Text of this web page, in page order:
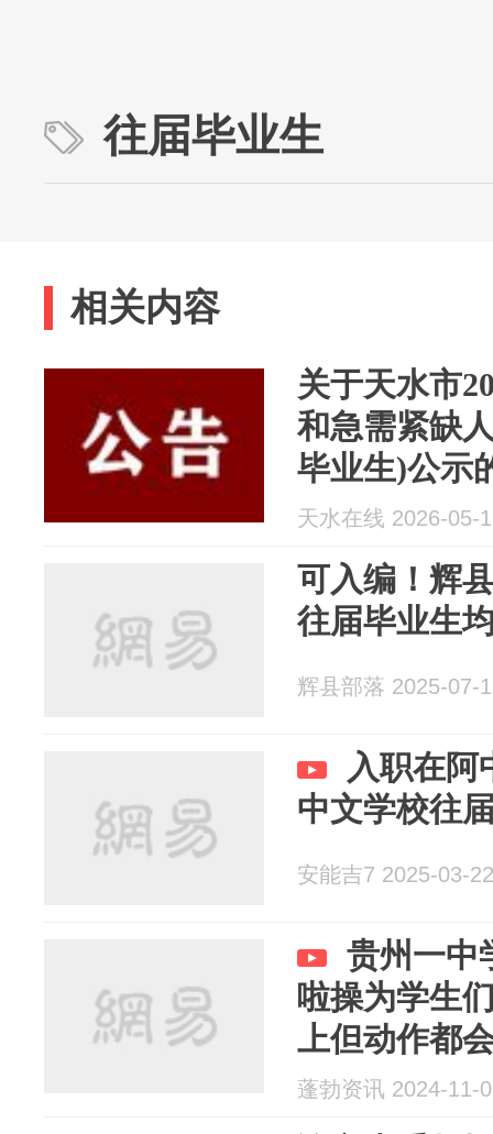
往届毕业生
相关内容
关于天水市
和急需紧缺
毕业生)公示
天水在线 2026-05-
可入编！辉
往届毕业生
辉县部落 2025-07-
入职在阿
中文学校往
安能吉7 2025-03-22
贵州一中
啦操为学生
上但动作都
练过。往届
蓬勃资讯 2024-11-